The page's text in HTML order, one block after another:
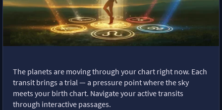
The planets are moving through your chart right now. Each
transit brings a trial — a pressure point where the sky
meets your birth chart. Navigate your active transits
through interactive passages.